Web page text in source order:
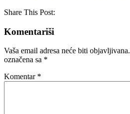
Share This Post:
Komentariši
Vaša email adresa neće biti objavljivana.
označena sa *
Komentar *